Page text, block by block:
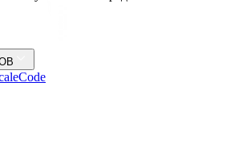
aleCode